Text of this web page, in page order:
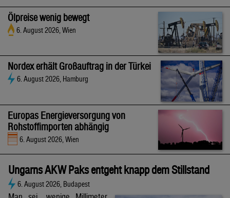
Ölpreise wenig bewegt
6. August 2026, Wien
Nordex erhält Großauftrag in der Türkei
6. August 2026, Hamburg
Europas Energieversorgung von
Rohstoffimporten abhängig
6. August 2026, Wien
Ungarns AKW Paks entgeht knapp dem Stillstand
6. August 2026, Budapest